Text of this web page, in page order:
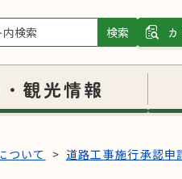
検索
観光情報
ついて 道路工事施行承認申